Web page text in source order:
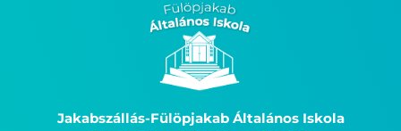
Jakabszállás-Fülöpjakab Általános Iskola
Eötvös József Általános Iskolája